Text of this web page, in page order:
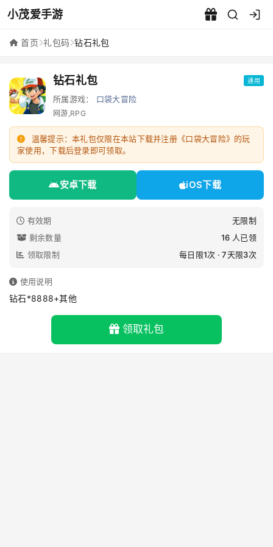
小茂爱手游
钻石礼包 - 小茂爱手游
首页 礼包码 钻石礼包
钻石礼包 通用
所属游戏： 口袋大冒险
网游,RPG
温馨提示：本礼包仅限在本站下载并注册《口袋大冒险》的玩
家使用，下载后登录即可领取。
安卓下载 iOS下载
有效期
无限制
剩余数量
16 人已领
领取限制
每日限1次 · 7天限3次
使用说明
钻石*8888+其他
领取礼包